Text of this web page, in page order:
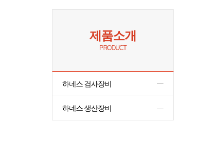
제품소개
PRODUCT
하네스 검사장비
하네스 생산장비